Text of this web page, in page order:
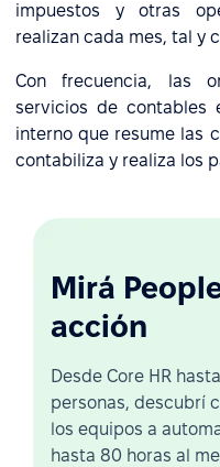
impuestos y otras
realizan cada mes, tal y
Con frecuencia, las
servicios de contables
interno que resume las
contabiliza y realiza los
Mirá
acción
Desde Core HR
personas, descubrí
los equipos a
hasta 80 horas al